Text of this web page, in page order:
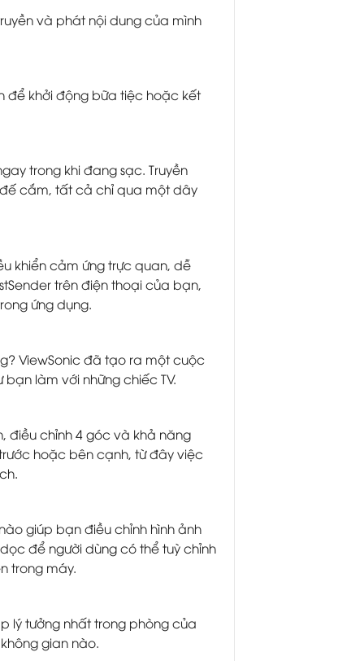
và phát nội dung của mình
để khởi động bữa tiệc hoặc kết
trong khi đang sạc. Truyền
cắm, tất cả chỉ qua một dây
khiển cảm ứng trực quan, dễ
trên điện thoại của bạn,
ứng dụng.
ViewSonic đã tạo ra một cuộc
làm với những chiếc TV.
điều chỉnh 4 góc và khả năng
hoặc bên cạnh, từ đây việc
giúp bạn điều chỉnh hình ảnh
để người dùng có thể tuỳ chỉnh
trong máy.
lý tưởng nhất trong phòng của
gian nào.